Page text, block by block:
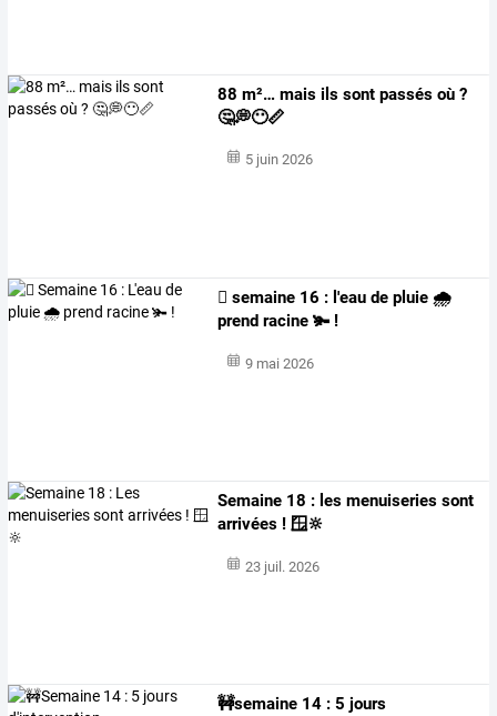
88 m²… mais ils sont passés où ?
🤔💭😶📏
5 juin 2026
🪏 semaine 16 : l'eau de pluie 🌧️
prend racine 🫚 !
9 mai 2026
Semaine 18 : les menuiseries sont
arrivées ! 🪟🔆
23 juil. 2026
🚧semaine 14 : 5 jours